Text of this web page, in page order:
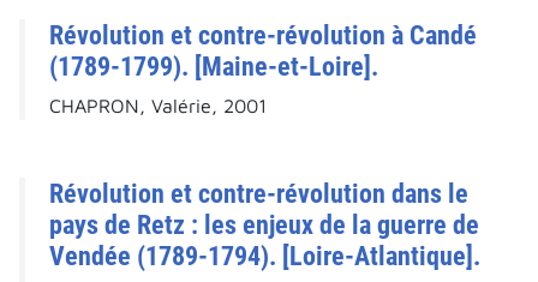
Révolution et contre-révolution à Candé
(1789-1799). [Maine-et-Loire].
CHAPRON, Valérie, 2001
Révolution et contre-révolution dans le
pays de Retz : les enjeux de la guerre de
Vendée (1789-1794). [Loire-Atlantique].